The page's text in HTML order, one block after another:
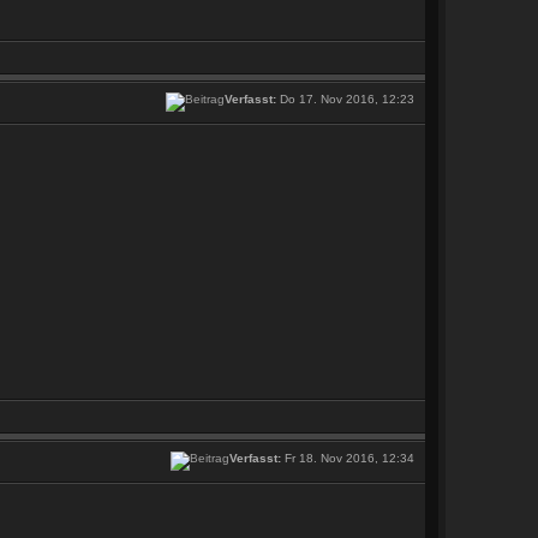
Verfasst:Do 17. Nov 2016, 12:23
Verfasst:Fr 18. Nov 2016, 12:34